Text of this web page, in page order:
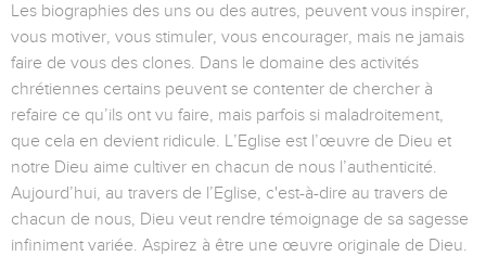
Les biographies des uns ou des autres, peuvent vous inspirer,
vous motiver, vous stimuler, vous encourager, mais ne jamais
faire de vous des clones. Dans le domaine des activités
chrétiennes certains peuvent se contenter de chercher à
refaire ce qu’ils ont vu faire, mais parfois si maladroitement,
que cela en devient ridicule. L’Eglise est l’œuvre de Dieu et
notre Dieu aime cultiver en chacun de nous l’authenticité.
Aujourd’hui, au travers de l’Eglise, c'est-à-dire au travers de
chacun de nous, Dieu veut rendre témoignage de sa sagesse
infiniment variée. Aspirez à être une œuvre originale de Dieu.